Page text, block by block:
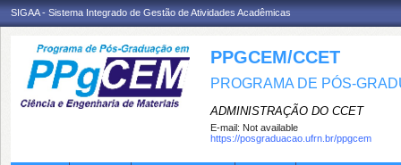
SIGAA - Sistema Integrado de Gestão de Atividades Acadêmicas
PPGCEM/CCET
PROGRAMA DE PÓS-
ADMINISTRAÇÃO DO CCET
E-mail: Not available
https://posgraduacao.ufrn.br/ppgcem